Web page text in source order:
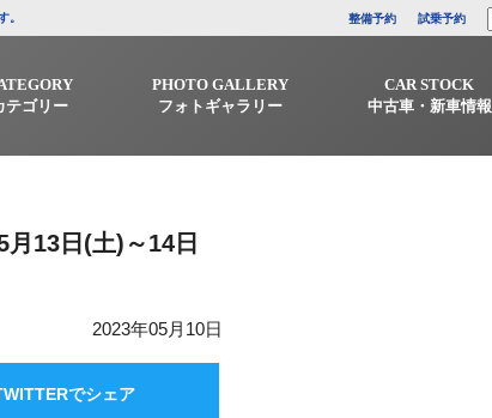
。 整備予約 試乗予約
テゴリー
PHOTO GALLERY
フォトギャラリー
CAR STOCK
中古車・新車情報
13日(土)～14日
2023年05月10日
でシェア